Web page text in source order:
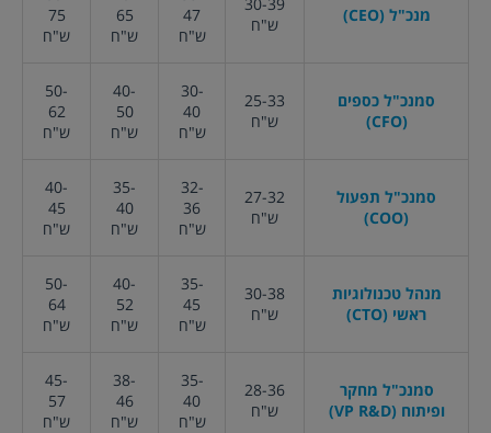
מנכ"ל (CEO)
ש"ח
47
ש"ח
65
ש"ח
75
ש"ח
סמנכ"ל כספים
(CFO)
25-33
ש"ח
30-
40
ש"ח
40-
50
ש"ח
50-
62
ש"ח
סמנכ"ל תפעול
(COO)
27-32
ש"ח
32-
36
ש"ח
35-
40
ש"ח
40-
45
ש"ח
מנהל טכנולוגיות
ראשי (CTO)
30-38
ש"ח
35-
45
ש"ח
40-
52
ש"ח
50-
64
ש"ח
סמנכ"ל מחקר
ופיתוח (VP R&D)
28-36
ש"ח
35-
40
ש"ח
38-
46
ש"ח
45-
57
ש"ח